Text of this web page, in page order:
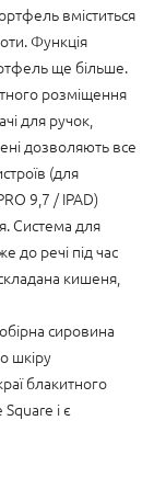
вміститься
Функція
ще більше.
розміщення
для ручок,
дозволяють все
(для
9,7 / IPAD)
Система для
до речі під час
кишеня,
сировина
шкіру
блакитного
і є